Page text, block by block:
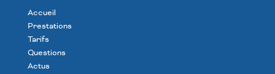
Accueil
Prestations
Tarifs
Questions
Actus